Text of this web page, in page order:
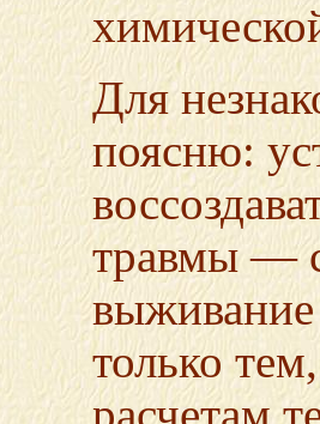
Для
поясню:
травмы —
только